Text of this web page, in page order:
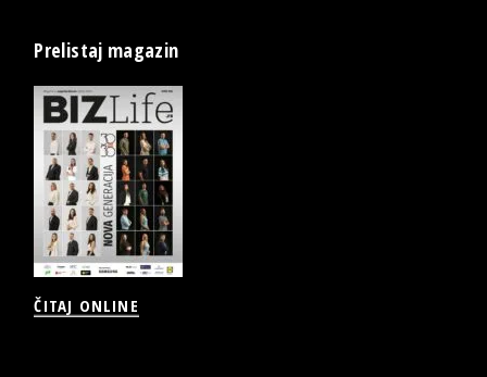
Prelistaj magazin
ČITAJ ONLINE